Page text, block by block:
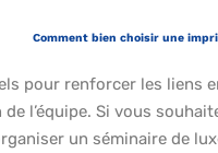
Comment bien choisir une
pour renforcer les liens
l’équipe. Si vous
un séminaire de